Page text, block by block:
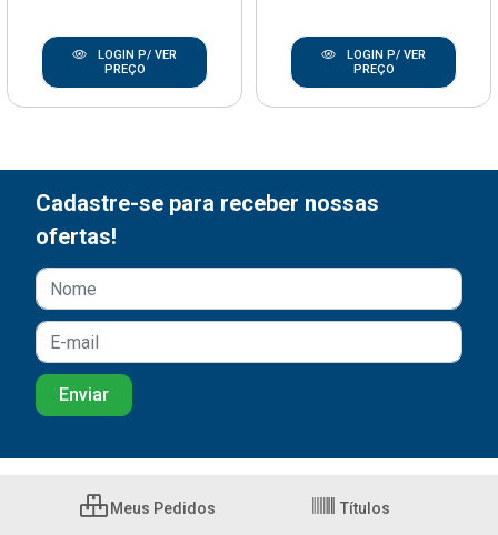
LOGIN P/ VER
PREÇO
LOGIN P/ VER
PREÇO
Cadastre-se para receber nossas
ofertas!
Meus Pedidos Títulos